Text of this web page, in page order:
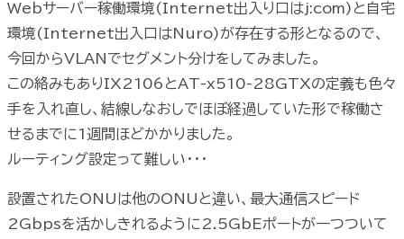
Webサーバー稼働環境(Internet出入り口はj:com)と自宅
環境(Internet出入口はNuro)が存在する形となるので、
今回からVLANでセグメント分けをしてみました。
この絡みもありIX2106とAT-x510-28GTXの定義も色々
手を入れ直し、結線しなおしでほぼ経過していた形で稼働さ
せるまでに1週間ほどかかりました。
ルーティング設定って難しい・・・
設置されたONUは他のONUと違い、最大通信スピード
2Gbpsを活かしきれるように2.5GbEポートが一つついて